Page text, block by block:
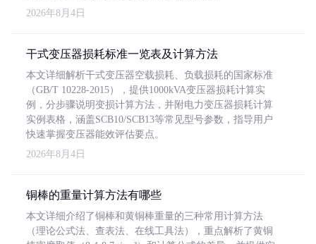
2026年8月4日
干式变压器损耗标准一览表及计算方法
本文详细解析干式变压器空载损耗、负载损耗的国家标准
（GB/T 10228-2015），提供1000kVA变压器损耗计算实
例，分步骤说明变损计算方法，并附电力变压器损耗计算
实例表格，涵盖SCB10/SCB13等常见型号参数，指导用户
快速掌握变压器能效评估要点。
2026年8月4日
铜棒的重量计算方法有哪些
本文详细介绍了铜棒和黄铜棒重量的三种常用计算方法
（理论公式法、查表法、在线工具法），重点解析了黄铜